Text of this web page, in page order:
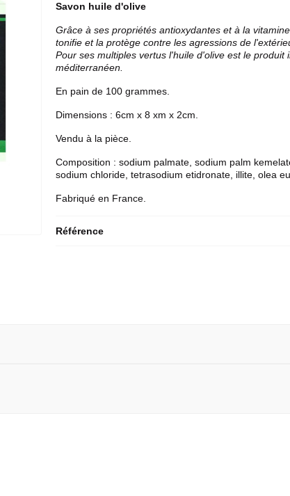
Savon huile d'olive
Grâce à ses propriétés antioxydantes et à la
tonifie et la protège contre les agressions de
Pour ses multiples vertus l'huile d'olive est le
méditerranéen.
En pain de 100 grammes.
Dimensions : 6cm x 8 xm x 2cm.
Vendu à la pièce.
Composition :sodium palmate, sodium palm
sodium chloride, tetrasodium etidronate, illite, olea
Fabriqué en France.
Référence